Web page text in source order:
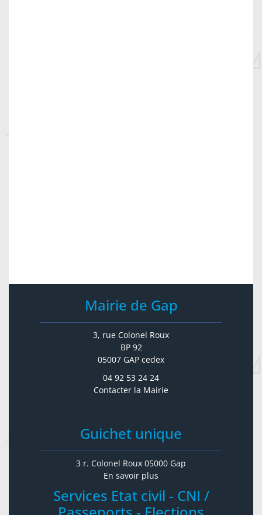
Mairie de Gap
3, rue Colonel Roux
BP 92
05007 GAP cedex
04 92 53 24 24
Contacter la Mairie
Guichet unique
3 r. Colonel Roux 05000 Gap
En savoir plus
Services Etat civil - CNI /